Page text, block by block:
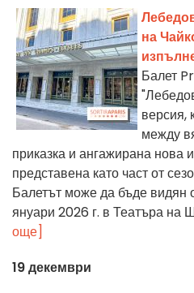
на
Балет
версия,
между
приказка и ангажирана нова
представена като част от
Балетът може да бъде видян
януари 2026 г. в Театъра на
още]
19 декември